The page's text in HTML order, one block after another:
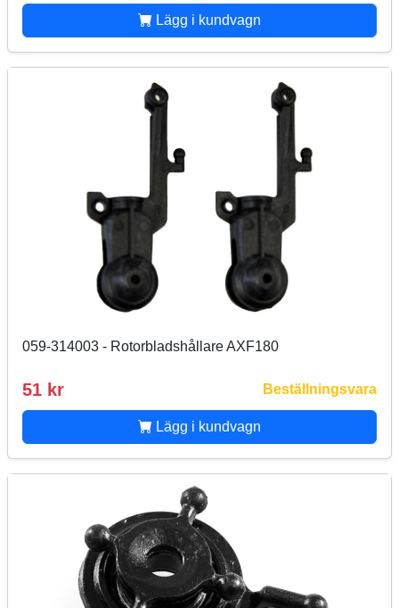
Lägg i kundvagn
059-314003 - Rotorbladshållare AXF180
51 kr Beställningsvara
Lägg i kundvagn